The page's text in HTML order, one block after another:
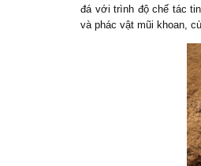
đá với trình độchế tác
và phác vật mũi khoan,